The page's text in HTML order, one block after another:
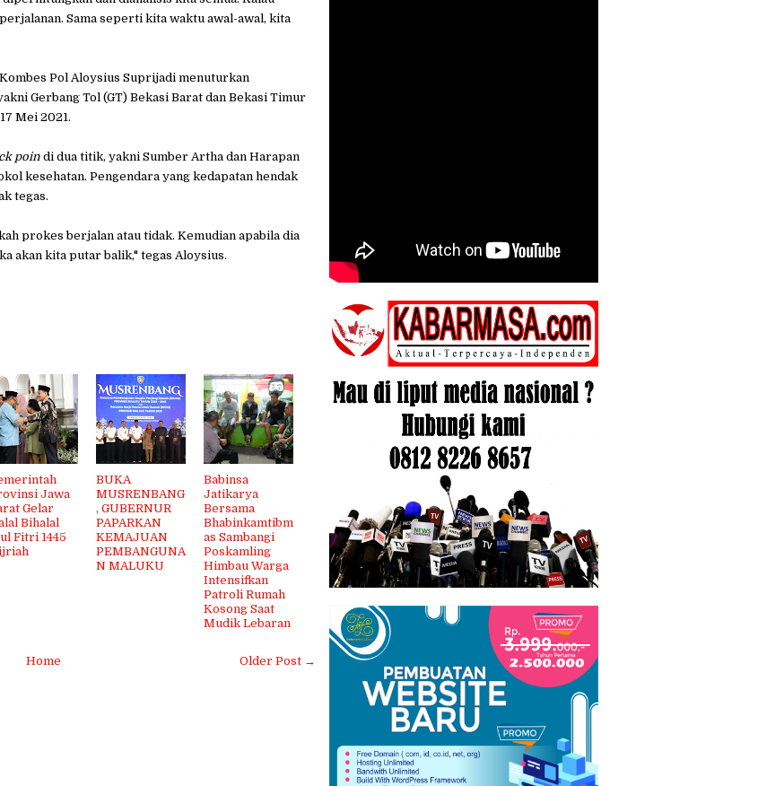
Sama seperti kita waktu awal-awal, kita
Pol Aloysius Suprijadi menuturkan
Gerbang Tol (GT) Bekasi Barat dan Bekasi Timur
Mei 2021.
poin di dua titik, yakni Sumber Artha dan Harapan
kesehatan. Pengendara yang kedapatan hendak
tegas.
prokes berjalan atau tidak. Kemudian apabila dia
akan kita putar balik," tegas Aloysius.
Jawa
Gelar
Bihalal
Fitri 1445
BUKA
MUSRENBANG
, GUBERNUR
PAPARKAN
KEMAJUAN
PEMBANGUNA
N MALUKU
Babinsa
Jatikarya
Bersama
Bhabinkamtibm
as Sambangi
Poskamling
Himbau Warga
Intensifkan
Patroli Rumah
Kosong Saat
Mudik Lebaran
Older Post →
Home